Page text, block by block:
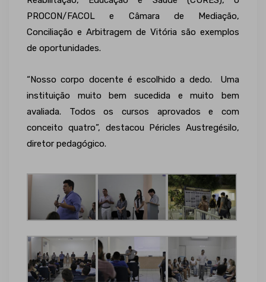
PROCON/FACOL e Câmara de Mediação,
Conciliação e Arbitragem de Vitória são exemplos
de oportunidades.
“Nosso corpo docente é escolhido a dedo. Uma
instituição muito bem sucedida e muito bem
avaliada. Todos os cursos aprovados e com
conceito quatro”, destacou Péricles Austregésilo,
diretor pedagógico.